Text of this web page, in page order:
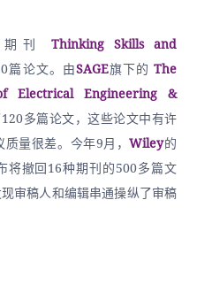
刊
Thinking Skills and
篇论文。由SAGE旗下的 The
Electrical Engineering &
多篇论文，这些论文中有许
质量很差。今年9月，Wiley的
将撤回16种期刊的500多篇文
审稿人和编辑串通操纵了审稿